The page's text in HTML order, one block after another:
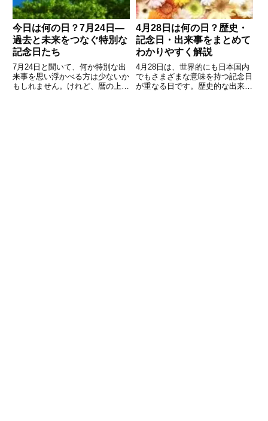
今日は何の日？7月24日―
過去と未来をつなぐ特別な
記念日たち
7月24日と聞いて、何か特別な出
来事を思い浮かべる方は少ないか
もしれません。けれど、暦の上で
4月28日は何の日？歴史・
記念日・出来事をまとめて
わかりやすく解説
4月28日は、世界的にも日本国内
でもさまざまな意味を持つ記念日
が重なる日です。歴史的な出来事